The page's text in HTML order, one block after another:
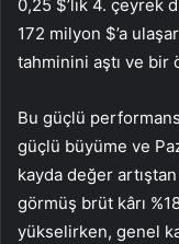
0,25 $’lık 4. çeyrek
172 milyon $’a
tahminini aştı ve bir
Bu güçlü
güçlü büyüme ve
kayda değer
görmüş brüt kârı
yükselirken, genel